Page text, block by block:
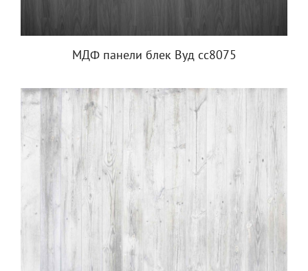
МДФ панели блек Вуд сс8075